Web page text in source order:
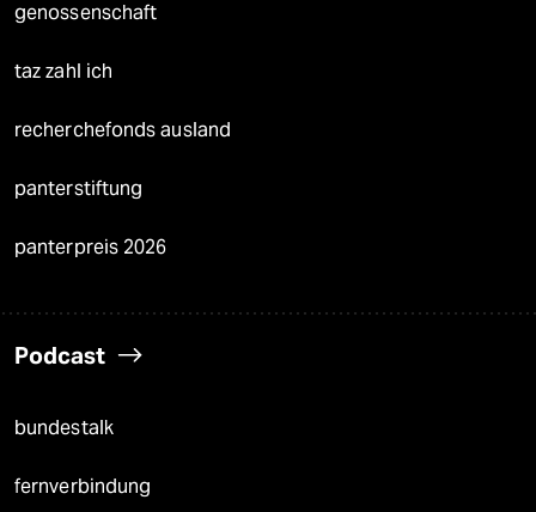
genossenschaft
taz zahl ich
recherchefonds ausland
panterstiftung
panterpreis 2026
Podcast
bundestalk
fernverbindung